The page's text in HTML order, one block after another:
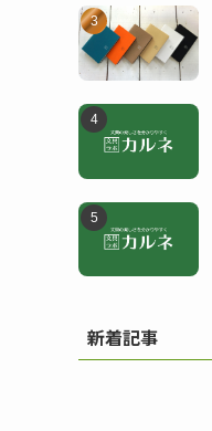
新着記事